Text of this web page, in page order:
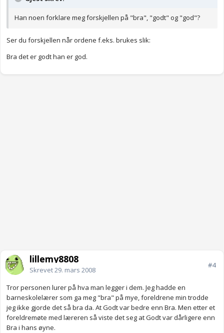
Han noen forklare meg forskjellen på "bra", "godt" og "god"?
Ser du forskjellen når ordene f.eks. brukes slik:
Bra det er godt han er god.
lillemy8808
Skrevet29. mars 2008
#4
Tror personen lurer på hva man legger i dem. Jeg hadde en
barneskolelærer som ga meg "bra" på mye, foreldrene min trodde
jeg ikke gjorde det så bra da. At Godt var bedre enn Bra. Men etter et
foreldremøte med læreren så viste det seg at Godt var dårligere enn
Bra i hans øyne.